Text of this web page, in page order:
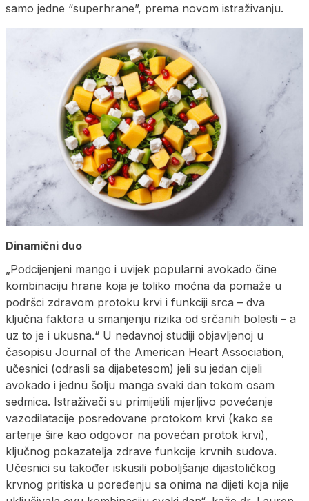
samo jedne “superhrane”, prema novom istraživanju.
Dinamični duo
„Podcijenjeni mango i uvijek popularni avokado čine
kombinaciju hrane koja je toliko moćna da pomaže u
podršci zdravom protoku krvi i funkciji srca – dva
ključna faktora u smanjenju rizika od srčanih bolesti – a
uz to je i ukusna.“ U nedavnoj studiji objavljenoj u
časopisu Journal of the American Heart Association,
učesnici (odrasli sa dijabetesom) jeli su jedan cijeli
avokado i jednu šolju manga svaki dan tokom osam
sedmica. Istraživači su primijetili mjerljivo povećanje
vazodilatacije posredovane protokom krvi (kako se
arterije šire kao odgovor na povećan protok krvi),
ključnog pokazatelja zdrave funkcije krvnih sudova.
Učesnici su također iskusili poboljšanje dijastoličkog
krvnog pritiska u poređenju sa onima na dijeti koja nije